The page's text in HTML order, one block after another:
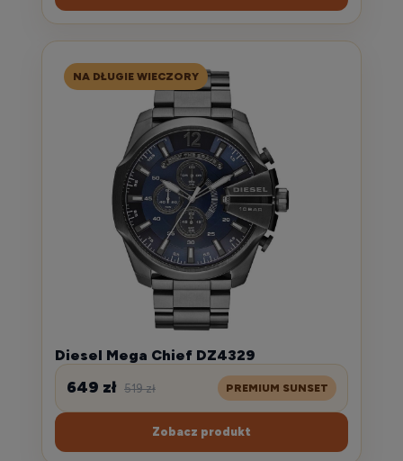
NA DŁUGIE WIECZORY
Diesel Mega Chief DZ4329
649 zł 519 zł PREMIUM SUNSET
Zobacz produkt